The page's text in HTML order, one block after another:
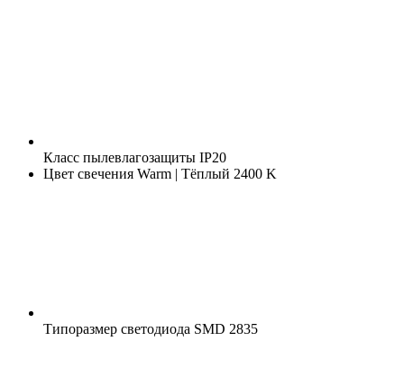
Класс пылевлагозащиты IP20
Цвет свечения Warm | Тёплый 2400 K
Типоразмер светодиода SMD 2835